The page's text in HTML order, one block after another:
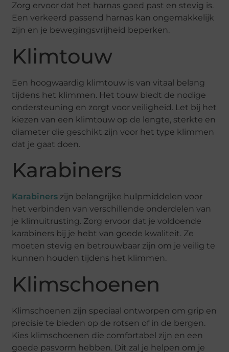
Zorg ervoor dat het harnas goed past en stevig is.
Een verkeerd passend harnas kan ongemakkelijk
zijn en je bewegingsvrijheid beperken.
Klimtouw
Een hoogwaardig klimtouw is van vitaal belang
tijdens het klimmen. Het touw biedt de nodige
ondersteuning en zorgt voor veiligheid. Let bij het
kiezen van een klimtouw op de lengte, sterkte en
diameter die geschikt zijn voor het type klimmen
dat je gaat doen.
Karabiners
Karabiners zijn belangrijke hulpmiddelen voor
het verbinden van verschillende onderdelen van
je klimuitrusting. Zorg ervoor dat je voldoende
karabiners bij je hebt van goede kwaliteit. Ze
moeten stevig en betrouwbaar zijn om je veilig te
kunnen houden tijdens het klimmen.
Klimschoenen
Klimschoenen zijn speciaal ontworpen om grip en
precisie te bieden op de rotsen of in de bergen.
Kies klimschoenen die comfortabel zijn en een
goede pasvorm hebben. Dit zal je helpen om je